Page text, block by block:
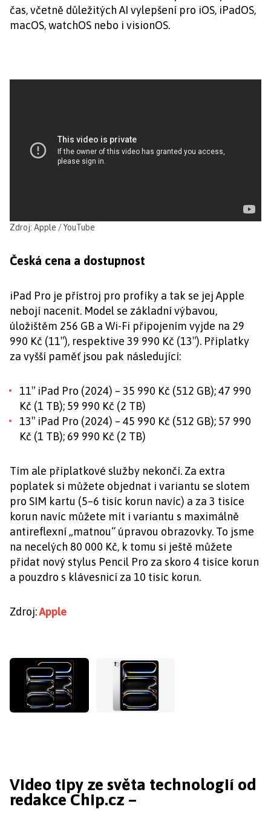
čas, včetně důležitých AI vylepšení pro iOS, iPadOS,
macOS, watchOS nebo i visionOS.
Zdroj: Apple / YouTube
Česká cena a dostupnost
iPad Pro je přístroj pro profíky a tak se jej Apple
nebojí nacenit. Model se základní výbavou,
úložištěm 256 GB a Wi-Fi připojením vyjde na 29
990 Kč (11″), respektive 39 990 Kč (13″). Příplatky
za vyšší paměť jsou pak následující:
11″ iPad Pro (2024) – 35 990 Kč (512 GB); 47 990
Kč (1 TB); 59 990 Kč (2 TB)
13″ iPad Pro (2024) – 45 990 Kč (512 GB); 57 990
Kč (1 TB); 69 990 Kč (2 TB)
Tím ale příplatkové služby nekončí. Za extra
poplatek si můžete objednat i variantu se slotem
pro SIM kartu (5–6 tisíc korun navíc) a za 3 tisíce
korun navíc můžete mít i variantu s maximálně
antireflexní „matnou“ úpravou obrazovky. To jsme
na necelých 80 000 Kč, k tomu si ještě můžete
přidat nový stylus Pencil Pro za skoro 4 tisíce korun
a pouzdro s klávesnicí za 10 tisíc korun.
Zdroj:Apple
Video tipy ze světa technologií od
redakce Chip.cz –